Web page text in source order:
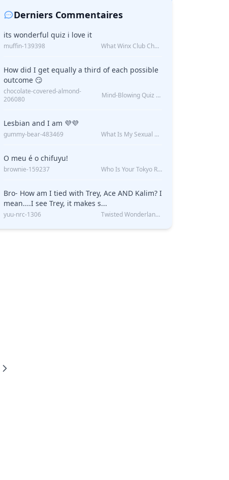
Derniers Commentaires
its wonderful quiz i love it
muffin-139398 What Winx Club Character Are You?
How did I get equally a third of each possible
outcome 😏
chocolate-covered-almond-
206080
Mind-Blowing Quiz Reveals: Will I Be Alone Forever?
Lesbian and I am 💜💜
gummy-bear-483469 What Is My Sexual Orientation: Uncovered
O meu é o chifuyu!
brownie-159237 Who Is Your Tokyo Revengers Boyfriend?
Bro- How am I tied with Trey, Ace AND Kalim? I
mean....I see Trey, it makes s...
yuu-nrc-1306 Twisted Wonderland Kin Quiz